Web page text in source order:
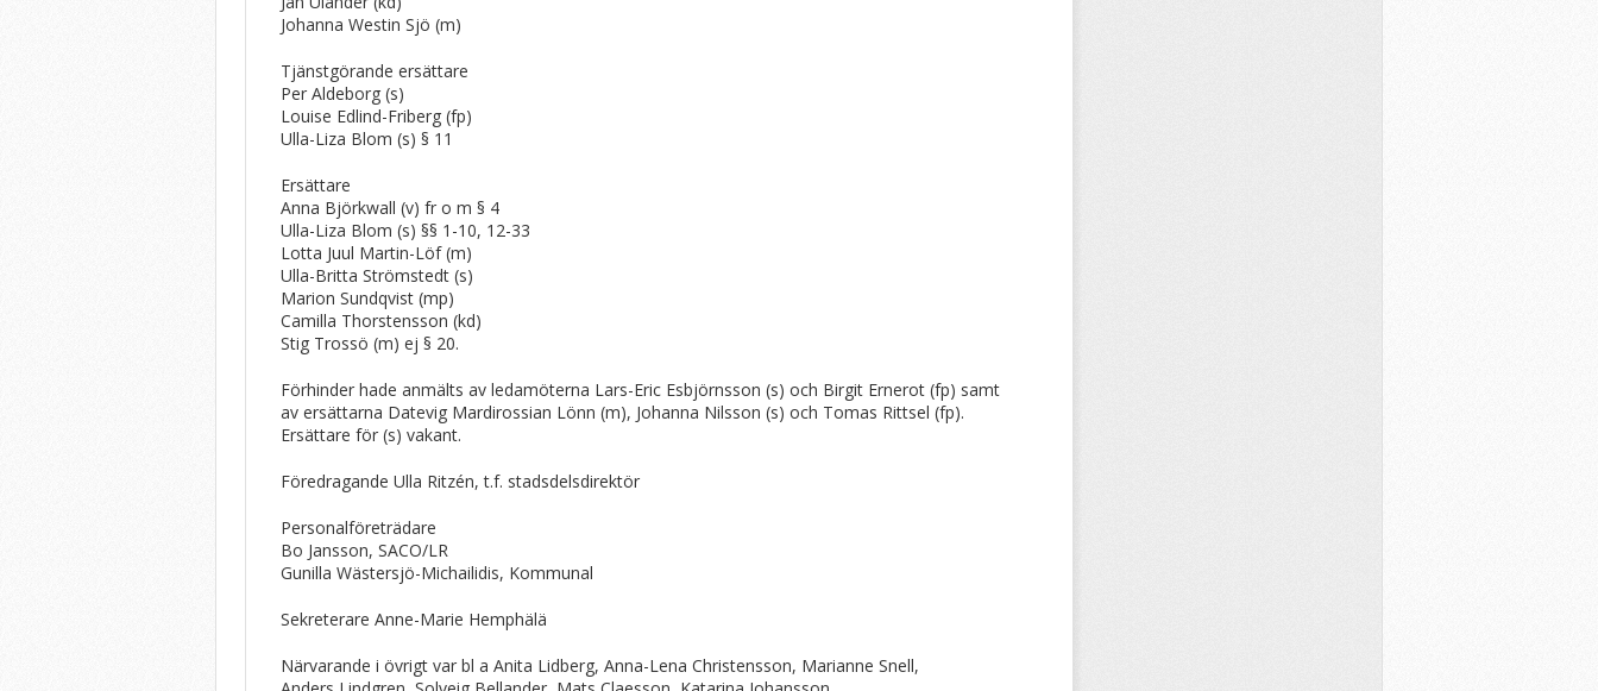
Johanna Westin Sjö (m)
Tjänstgörande ersättare
Per Aldeborg (s)
Louise Edlind-Friberg (fp)
Ulla-Liza Blom (s) § 11
Ersättare
Anna Björkwall (v) fr o m § 4
Ulla-Liza Blom (s) §§ 1-10, 12-33
Lotta Juul Martin-Löf (m)
Ulla-Britta Strömstedt (s)
Marion Sundqvist (mp)
Camilla Thorstensson (kd)
Stig Trossö (m) ej § 20.
Förhinder hade anmälts av ledamöterna Lars-Eric Esbjörnsson (s) och Birgit Ernerot (fp) samt
av ersättarna Datevig Mardirossian Lönn (m), Johanna Nilsson (s) och Tomas Rittsel (fp).
Ersättare för (s) vakant.
Föredragande Ulla Ritzén, t.f. stadsdelsdirektör
Personalföreträdare
Bo Jansson, SACO/LR
Gunilla Wästersjö-Michailidis, Kommunal
Sekreterare Anne-Marie Hemphälä
Närvarande i övrigt var bl a Anita Lidberg, Anna-Lena Christensson, Marianne Snell,